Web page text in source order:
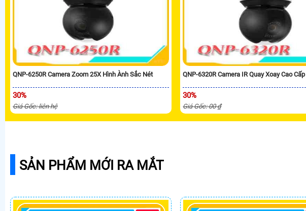
QNP-6250R Camera Zoom 25X Hình Ành Sắc Nét
30%
Giá Gốc: liên hệ
QNP-6320R Camera IR Quay Xoay Cao Cấp
30%
Giá Gốc: 00 ₫
SẢN PHẨM MỚI RA MẮT